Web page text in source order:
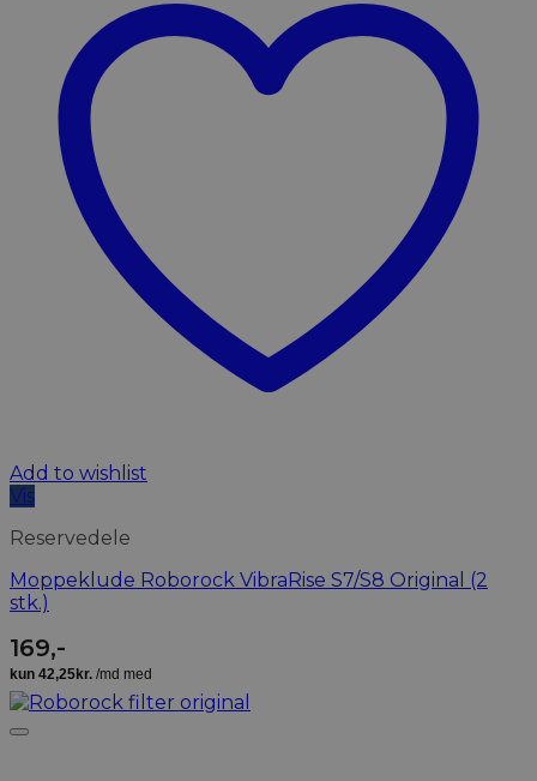
Add to wishlist
Vis
Reservedele
Moppeklude Roborock VibraRise S7/S8 Original (2
stk.)
169,-